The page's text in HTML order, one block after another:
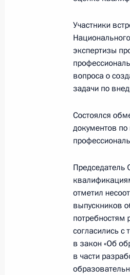
2 апреля 2017
31 марта
О приёме
31 марта 2017
30 марта
Заседание
30 марта 2017
29 марта
Участники
экспертизы
вопроса о
задачи по
Состоялся
документов
Председатель
отметил
выпускников
потребностям
согласились с
в закон «Об
в части